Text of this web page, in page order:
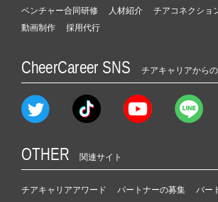
ベンチャー合同研修
人材紹介 チアコネクショ
動画制作
採用代行
CheerCareer SNS チアキャリアから
OTHER 関連サイト
チアキャリアアワード パートナーの募集 パー